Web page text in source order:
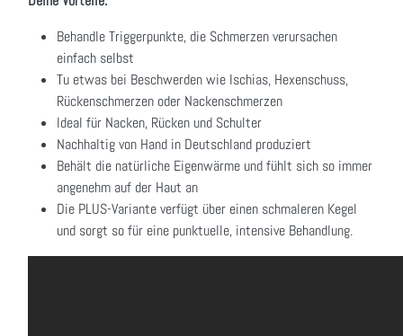
Behandle Triggerpunkte, die Schmerzen verursachen
einfach selbst
Tu etwas bei Beschwerden wie Ischias, Hexenschuss,
Rückenschmerzen oder Nackenschmerzen
Ideal für Nacken, Rücken und Schulter
Nachhaltig von Hand in Deutschland produziert
Behält die natürliche Eigenwärme und fühlt sich so immer
angenehm auf der Haut an
Die PLUS-Variante verfügt über einen schmaleren Kegel
und sorgt so für eine punktuelle, intensive Behandlung.